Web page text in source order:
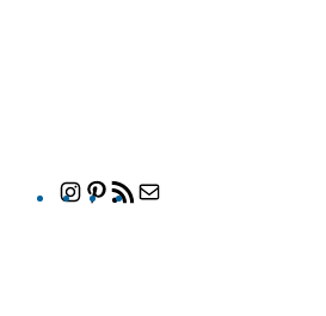
Instagram
Pinterest
RSS-